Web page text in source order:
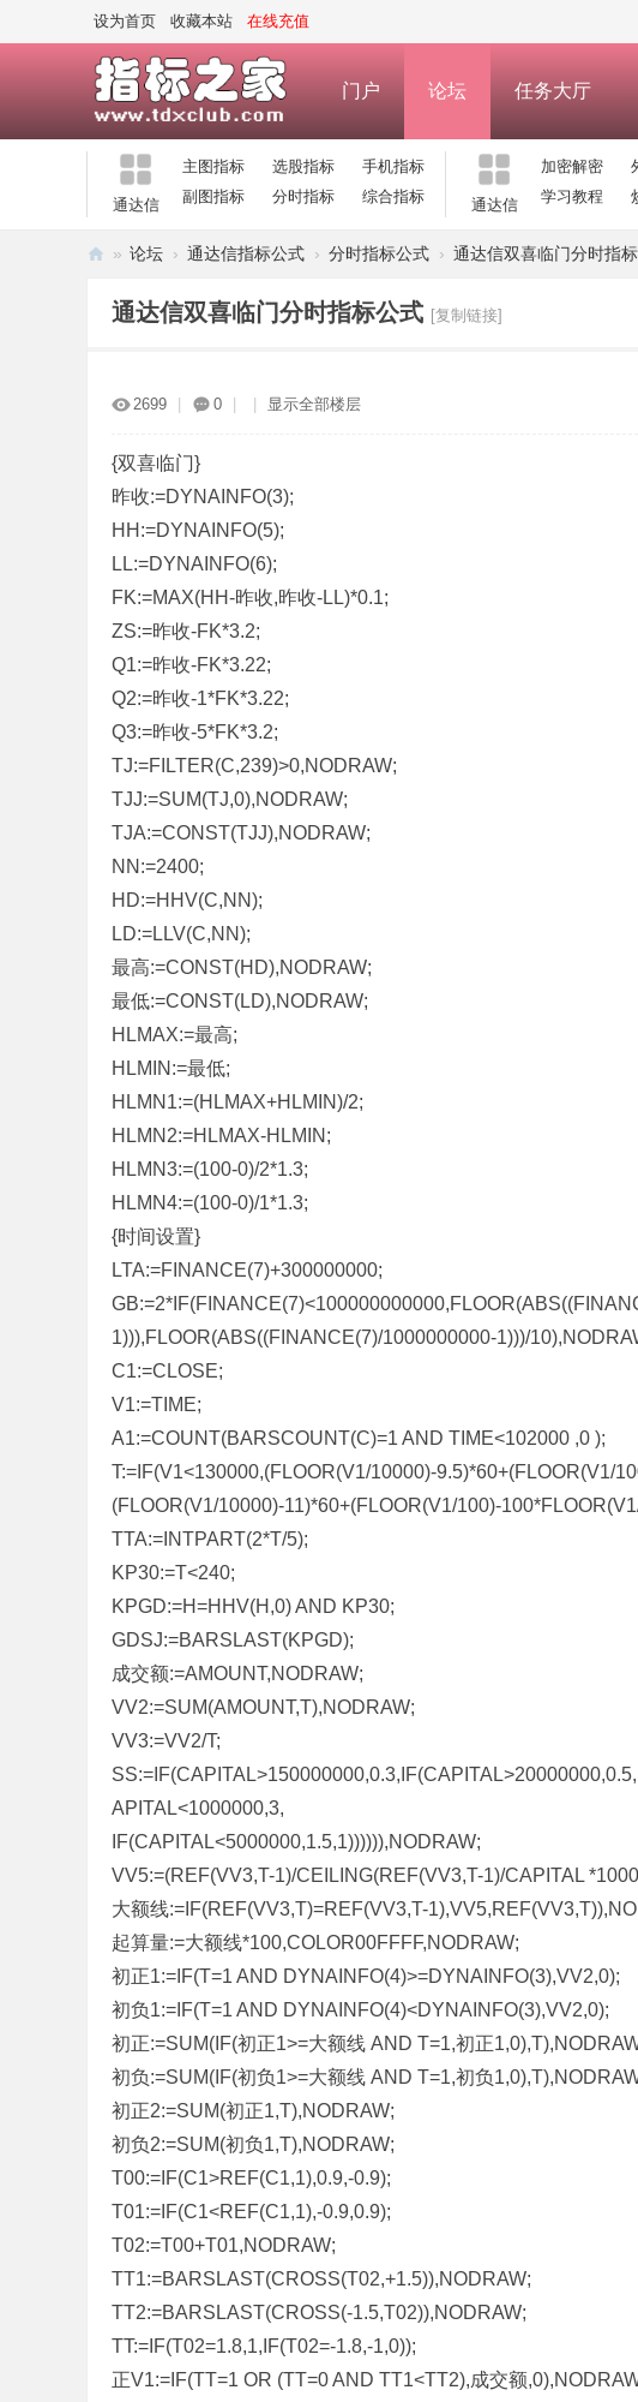
设为首页 收藏本站 在线充值
门户 论坛 任务大厅
通达信
主图指标 选股指标
手机指标
副图指标
分时指标 综合指标 通达信
加密解密
学习教程
» 论坛 › 通达信指标公式 › 分时指标公式 › 通达信双喜临门分时指
通达信双喜临门分时指标公式 [复制链接]
2699 0 显示全部楼层
{双喜临门}
昨收:=DYNAINFO(3);
HH:=DYNAINFO(5);
LL:=DYNAINFO(6);
FK:=MAX(HH-昨收,昨收-LL)*0.1;
ZS:=昨收-FK*3.2;
Q1:=昨收-FK*3.22;
Q2:=昨收-1*FK*3.22;
Q3:=昨收-5*FK*3.2;
TJ:=FILTER(C,239)>0,NODRAW;
TJJ:=SUM(TJ,0),NODRAW;
TJA:=CONST(TJJ),NODRAW;
NN:=2400;
HD:=HHV(C,NN);
LD:=LLV(C,NN);
最高:=CONST(HD),NODRAW;
最低:=CONST(LD),NODRAW;
HLMAX:=最高;
HLMIN:=最低;
HLMN1:=(HLMAX+HLMIN)/2;
HLMN2:=HLMAX-HLMIN;
HLMN3:=(100-0)/2*1.3;
HLMN4:=(100-0)/1*1.3;
{时间设置}
LTA:=FINANCE(7)+300000000;
1))),FLOOR(ABS((FINANCE(7)/1000000000-1)))/
C1:=CLOSE;
V1:=TIME;
A1:=COUNT(BARSCOUNT(C)=1 AND TIME<102000 ,0 );
T:=IF(V1<130000,(FLOOR(V1/10000)-9.5)*60+(FLOOR(V1/
(FLOOR(V1/10000)-11)*60+(FLOOR(V1/100)-
TTA:=INTPART(2*T/5);
KP30:=T<240;
KPGD:=H=HHV(H,0) AND KP30;
GDSJ:=BARSLAST(KPGD);
成交额:=AMOUNT,NODRAW;
VV2:=SUM(AMOUNT,T),NODRAW;
VV3:=VV2/T;
APITAL<1000000,3,
IF(CAPITAL<5000000,1.5,1)))))),NODRAW;
VV5:=(REF(VV3,T-1)/CEILING(REF(VV3,T-1)/CAPITAL
大额线:=IF(REF(VV3,T)=REF(VV3,T-
起算量:=大额线*100,COLOR00FFFF,NODRAW;
初正1:=IF(T=1 AND DYNAINFO(4)>=DYNAINFO(3),VV2,0);
初负1:=IF(T=1 AND DYNAINFO(4)<DYNAINFO(3),VV2,0);
初正:=SUM(IF(初正1>=大额线 AND T=1,初正
初负:=SUM(IF(初负1>=大额线 AND T=1,初负
初正2:=SUM(初正1,T),NODRAW;
初负2:=SUM(初负1,T),NODRAW;
T00:=IF(C1>REF(C1,1),0.9,-0.9);
T01:=IF(C1<REF(C1,1),-0.9,0.9);
T02:=T00+T01,NODRAW;
TT1:=BARSLAST(CROSS(T02,+1.5)),NODRAW;
TT2:=BARSLAST(CROSS(-1.5,T02)),NODRAW;
TT:=IF(T02=1.8,1,IF(T02=-1.8,-1,0));
正V1:=IF(TT=1 OR (TT=0 AND TT1<TT2),成交额